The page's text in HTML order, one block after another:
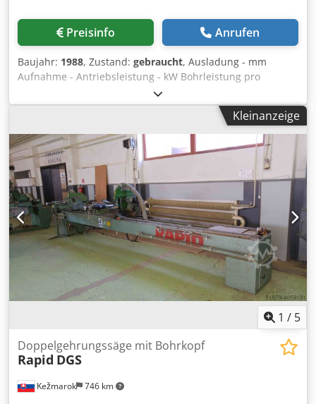
Preisinfo Anrufen
Baujahr: 1988, Zustand: gebraucht, Ausladung - mm
Aufnahme - Antriebsleistung - kW Bohrleistung pro
Spindel max. 23 mm Spindelabstand max. 400 mm Csdpfx
Aotqqkxjk Toha Dauerdrehzahlen max. 1200 U/min
Gesamtleistungsbedarf kW Maschinengewicht ca. t
Raumbedarf ca. m
Kleinanzeige
1 / 5
Kežmarok 746 km
Doppelgehrungssäge mit Bohrkopf
Rapid DGS